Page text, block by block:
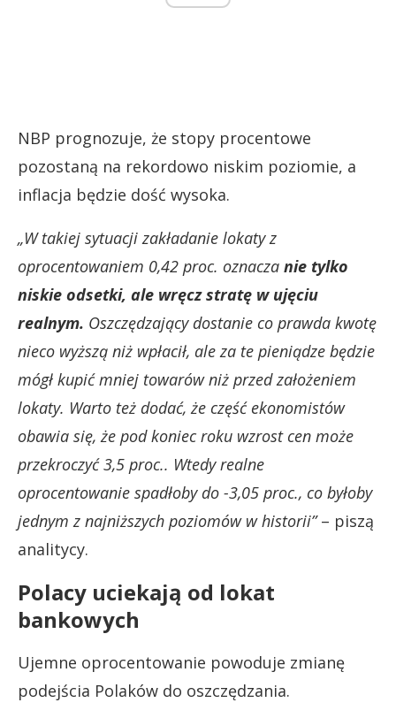
NBP prognozuje, że stopy procentowe
pozostaną na rekordowo niskim poziomie, a
inflacja będzie dość wysoka.
„W takiej sytuacji zakładanie lokaty z
oprocentowaniem 0,42 proc. oznacza nie tylko
niskie odsetki, ale wręcz stratę w ujęciu
realnym. Oszczędzający dostanie co prawda kwotę
nieco wyższą niż wpłacił, ale za te pieniądze będzie
mógł kupić mniej towarów niż przed założeniem
lokaty. Warto też dodać, że część ekonomistów
obawia się, że pod koniec roku wzrost cen może
przekroczyć 3,5 proc.. Wtedy realne
oprocentowanie spadłoby do -3,05 proc., co byłoby
jednym z najniższych poziomów w historii”– piszą
analitycy.
Polacy uciekają od lokat
bankowych
Ujemne oprocentowanie powoduje zmianę
podejścia Polaków do oszczędzania.